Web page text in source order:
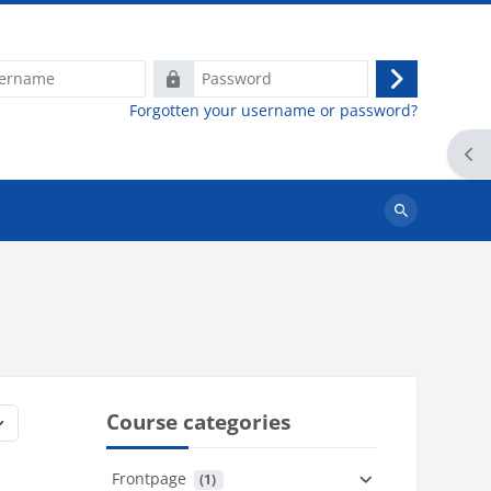
Password
Log
in
Forgotten your username or password?
Search
Course categories
Frontpage (1)